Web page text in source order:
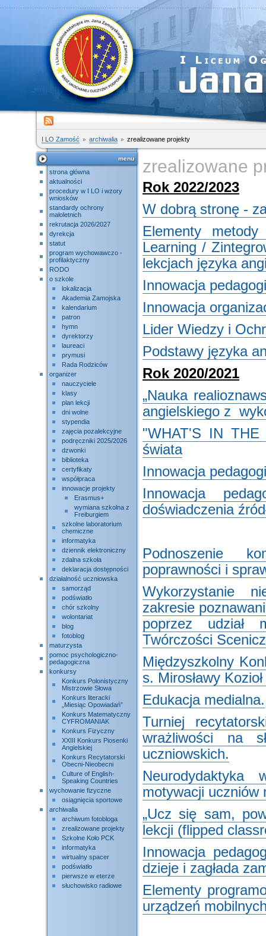
I LO Zamość archiwalia zrealizowane projekty
zrealizowane
Rok 2022/2023
W dobrą stronę -
Elementy
Learning /
lekcjach języka
Innowacja
Innowacja
Lider Wiedzy i
Podstawy języka
Rok 2020/2021
„Nauka
angielskiego z
"WHAT'S IN
świata
Innowacja
Innowacja
doświadczenia
Podnoszenie
poprawności i
Wykorzystanie
zakresie
poprzez udział
Twórczości
Międzyszkolny
s. Mirosławy
Edukacja medialna.
Turniej
wrażliwości na
uczniowskich.
Neurodydaktyka
motywacji uczniów
„Ucz się sam,
lekcji (flipped
Innowacja
dzieje i zagłada
Elementy
urządzeń
menu
strona główna
aktualności
procedury w I LO i wzory
wniosków
standardy ochrony
małoletnich
rekrutacja 2026/2027
dyrekcja
statut
program wychowawczo -
profilaktyczny
RODO
o szkole
lokalizacja
Akademia Zamojska
kalendarium
patron
hymn
dyrektorzy
laureaci
prymusi
Rada Rodziców
organizer
nauczyciele
klasy
plan lekcji
dni wolne
stypendia
zajęcia pozalekcyjne
podręczniki 2025/2026
dzwonki
biblioteka
certyfikaty
współpraca
innowacje projekty
Erasmus+
wymiana szkolna z
Freiburgiem
szkolne laboratorium
chemiczne
informatyka
dziennik elektroniczny
zdalna szkoła
deklaracja dostępności
działalność uczniowska
samorząd
podświatło
chór szkolny
wolontariat
blog
fotoblog
maturzysta
pomoc psychologiczno-
pedagogiczna
konkursy
Konkurs Polonistyczny
Mistrzowie Słowa
Konkurs literacki
„Miesiąc Opowiadań”
Konkurs Matematyczny
CYFROMANIAK
Konkurs Fizyczny
XXIII Konkurs Piosenki
Angielskiej
Konkurs Recytatorski
Obecni-Nieobecni
Culture of English-
Speaking Countries
wychowanie fizyczne
osiągnięcia sportowe
archiwalia
archiwum fotobloga
zrealizowane projekty
Szkolne Koło PCK
informatyka
wirtualny spacer
podświatło
pierwsze w eterze
słuchowisko radiowe